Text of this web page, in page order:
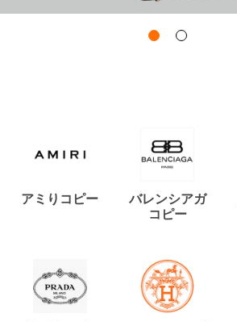
アミりコピー
バレンシアガ
コピー